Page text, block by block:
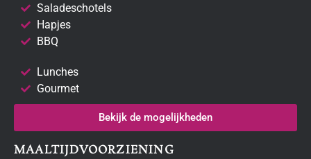
Saladeschotels
Hapjes
BBQ
Lunches
Gourmet
Bekijk de mogelijkheden
MAALTIJDVOORZIENING